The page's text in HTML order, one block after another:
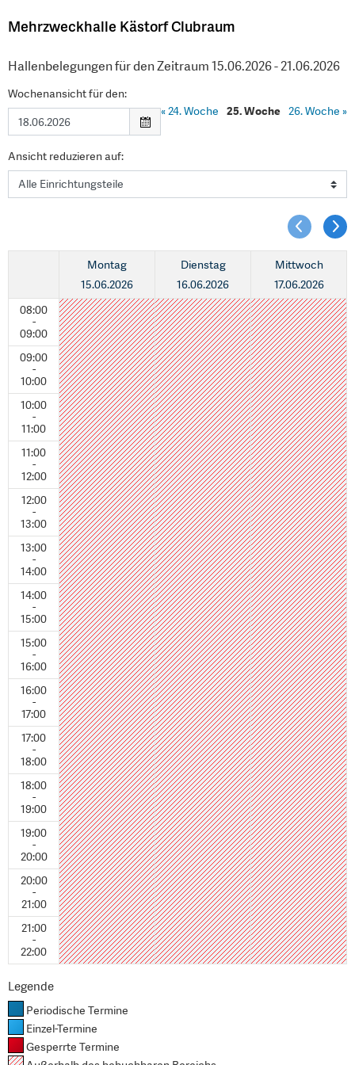
Mehrzweckhalle Kästorf Clubraum
Hallenbelegungen für den Zeitraum 15.06.2026 - 21.06.2026
Wochenansicht für den:
«24. Woche 25. Woche 26. Woche »
Ansicht reduzieren auf:
08:00
-
09:00
09:00
-
10:00
10:00
-
11:00
11:00
-
12:00
12:00
-
13:00
13:00
-
14:00
14:00
-
15:00
15:00
-
16:00
16:00
-
17:00
17:00
-
18:00
18:00
-
19:00
19:00
-
20:00
20:00
-
21:00
21:00
-
22:00
Montag
15.06.2026
Dienstag
16.06.2026
Mittwoch
17.06.2026
Legende
Periodische Termine
Einzel-Termine
Gesperrte Termine